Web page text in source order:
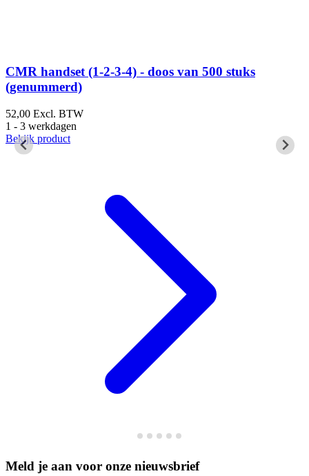
CMR handset (1-2-3-4) - doos van 500 stuks
(genummerd)
52,00 Excl. BTW
1 - 3 werkdagen
Bekijk product
Meld je aan voor onze nieuwsbrief